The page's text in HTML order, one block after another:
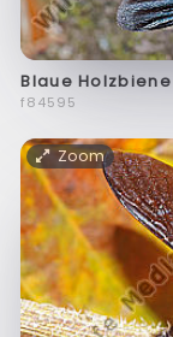
Blaue Holzbiene
f84595
Zoom